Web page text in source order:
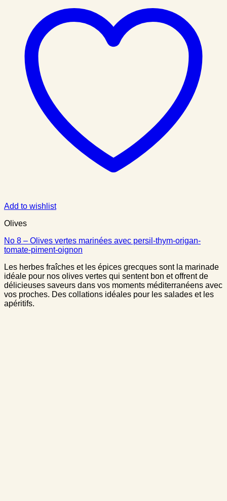
Add to wishlist
Olives
No 8 – Olives vertes marinées avec persil-thym-origan-
tomate-piment-oignon
Les herbes fraîches et les épices grecques sont la marinade
idéale pour nos olives vertes qui sentent bon et offrent de
délicieuses saveurs dans vos moments méditerranéens avec
vos proches. Des collations idéales pour les salades et les
apéritifs.